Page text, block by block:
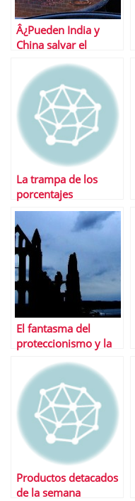
Â¿Pueden India y
China salvar el
La trampa de los
porcentajes
El fantasma del
proteccionismo y la
Productos detacados
de la semana